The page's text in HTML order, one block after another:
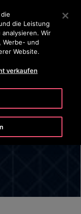
Hauptinhalt zu
SUCHEN
die Leistung
Wir
Werbe- und
Website.
verkaufen